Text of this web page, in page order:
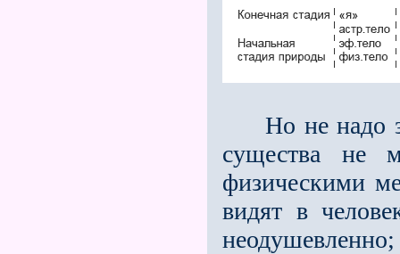
Но не надо
существа не
физическими
видят в